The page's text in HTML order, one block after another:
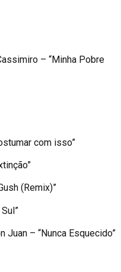
– “Minha Pobre
com isso”
(Remix)”
Juan – “Nunca Esquecido”